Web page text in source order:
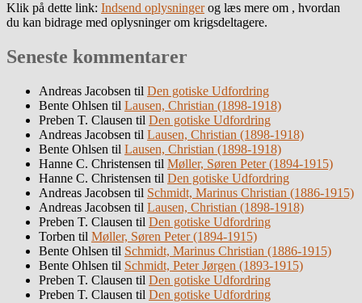
Klik på dette link: Indsend oplysningerog læs mere om , hvordan
du kan bidrage med oplysninger om krigsdeltagere.
Seneste kommentarer
Andreas Jacobsen til Den gotiske Udfordring
Bente Ohlsen til Lausen, Christian (1898-1918)
Preben T. Clausen til Den gotiske Udfordring
Andreas Jacobsen til Lausen, Christian (1898-1918)
Bente Ohlsen til Lausen, Christian (1898-1918)
Hanne C. Christensen til Møller, Søren Peter (1894-1915)
Hanne C. Christensen til Den gotiske Udfordring
Andreas Jacobsen til Schmidt, Marinus Christian (1886-1915)
Andreas Jacobsen til Lausen, Christian (1898-1918)
Preben T. Clausen til Den gotiske Udfordring
Torben til Møller, Søren Peter (1894-1915)
Bente Ohlsen til Schmidt, Marinus Christian (1886-1915)
Bente Ohlsen til Schmidt, Peter Jørgen (1893-1915)
Preben T. Clausen til Den gotiske Udfordring
Preben T. Clausen til Den gotiske Udfordring